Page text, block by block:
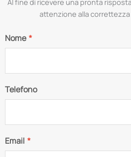
attenzione alla
Nome*
Telefono
Email *